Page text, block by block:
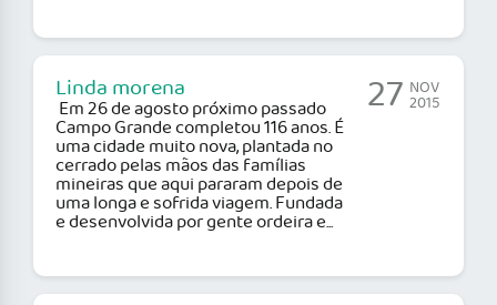
Linda morena
Em 26 de agosto próximo passado
Campo Grande completou 116 anos. É
uma cidade muito nova, plantada no
cerrado pelas mãos das famílias
mineiras que aqui pararam depois de
uma longa e sofrida viagem. Fundada
e desenvolvida por gente ordeira e...
27 NOV
2015